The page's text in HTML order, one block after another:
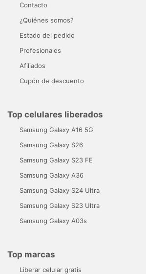
Contacto
¿Quiénes somos?
Estado del pedido
Profesionales
Afiliados
Cupón de descuento
Top celulares liberados
Samsung Galaxy A16 5G
Samsung Galaxy S26
Samsung Galaxy S23 FE
Samsung Galaxy A36
Samsung Galaxy S24 Ultra
Samsung Galaxy S23 Ultra
Samsung Galaxy A03s
Top marcas
Liberar celular gratis